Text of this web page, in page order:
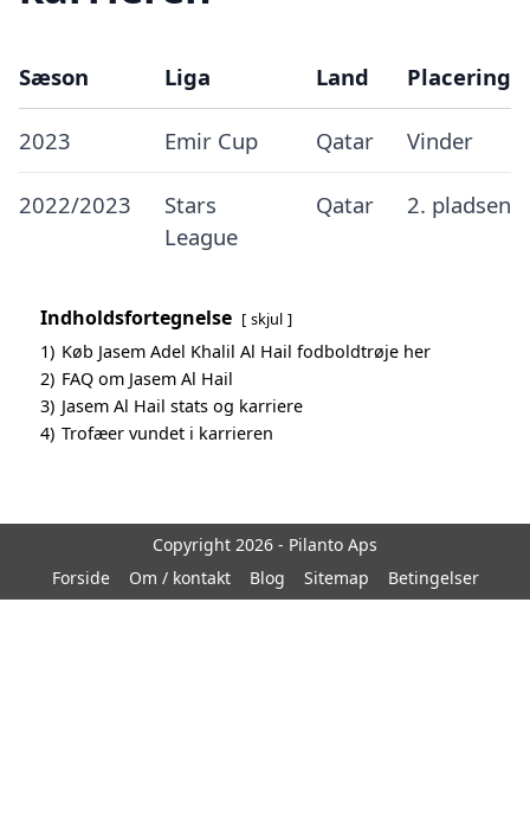
Sæson Liga Land Placering
2023 Emir Cup Qatar Vinder
2022/2023
Stars
League
Qatar 2. pladsen
Indholdsfortegnelse skjul
1) Køb Jasem Adel Khalil Al Hail fodboldtrøje her
2) FAQ om Jasem Al Hail
3) Jasem Al Hail stats og karriere
4) Trofæer vundet i karrieren
Copyright 2026 - Pilanto Aps
Forside
Om / kontakt Blog Sitemap Betingelser